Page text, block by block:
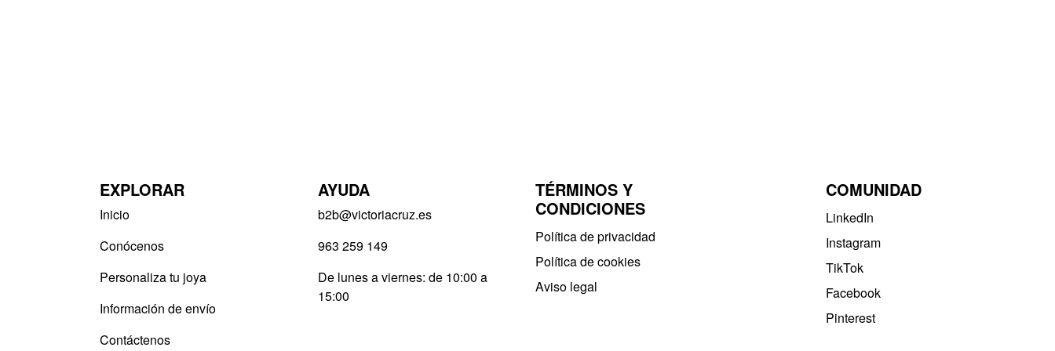
TÉRMINOS Y
CONDICIONES
Política de privacidad​
Política de cookies
Aviso legal
AYUDA
b2b@victoriacruz.es
963 259 149
De lunes a viernes: de 10:00 a
15:00
EXPLORAR
Inicio
Conócenos
Personaliza tu joya
Información de envío
Contáctenos
COMUNIDAD
LinkedIn
Instagram
TikTok
Facebook
Pinterest